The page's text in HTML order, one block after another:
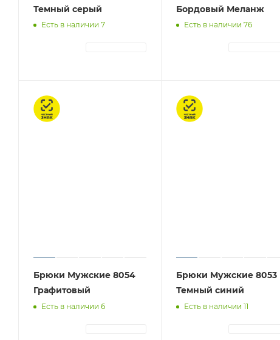
Темный серый
Есть в наличии 7
Бордовый Меланж
Есть в наличии 76
Честный знак
Брюки Мужские 8054
Графитовый
Есть в наличии 6
Честный знак
Брюки Мужские 8053
Темный синий
Есть в наличии 11